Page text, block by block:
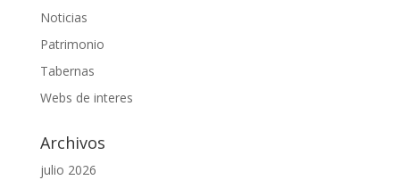
Noticias
Patrimonio
Tabernas
Webs de interes
Archivos
julio 2026